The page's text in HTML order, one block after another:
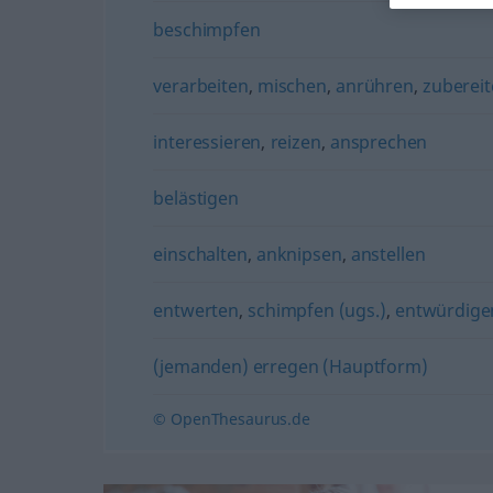
beschimpfen
verarbeiten, mischen, anrühren,
interessieren, reizen, ansprechen
belästigen
einschalten, anknipsen, anstellen
entwerten, schimpfen (ugs.),
(jemanden) erregen (Hauptform)
© OpenThesaurus.de